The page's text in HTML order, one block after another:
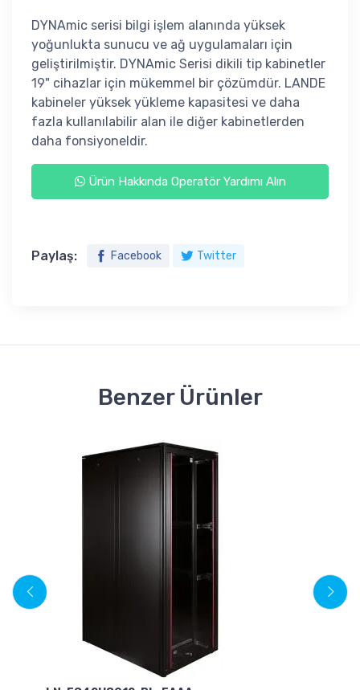
DYNAmic serisi bilgi işlem alanında yüksek
yoğunlukta sunucu ve ağ uygulamaları için
geliştirilmiştir. DYNAmic Serisi dikili tip kabinetler
19" cihazlar için mükemmel bir çözümdür. LANDE
kabineler yüksek yükleme kapasitesi ve daha
fazla kullanılabilir alan ile diğer kabinetlerden
daha fonsiyoneldir.
Ürün Hakkında Operatör Yardımı Alın
Paylaş: Facebook Twitter
Benzer Ürünler